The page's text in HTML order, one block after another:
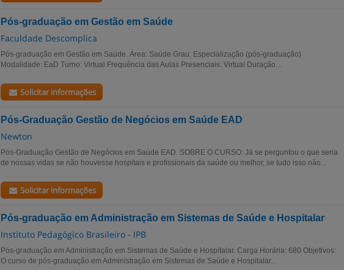
Pós-graduação em Gestão em Saúde
Faculdade Descomplica
Pós-graduação em Gestão em Saúde. Área: Saúde Grau: Especialização (pós-graduação)
Modalidade: EaD Turno: Virtual Frequência das Aulas Presenciais: Virtual Duração...
Solicitar informações
Pós-Graduação Gestão de Negócios em Saúde EAD
Newton
Pós-Graduação Gestão de Negócios em Saúde EAD. SOBRE O CURSO: Já se perguntou o que seria
de nossas vidas se não houvesse hospitais e profissionais da saúde ou melhor, se tudo isso não...
Solicitar informações
Pós-graduação em Administração em Sistemas de Saúde e Hospitalar
Instituto Pedagógico Brasileiro - IPB
Pós-graduação em Administração em Sistemas de Saúde e Hospitalar. Carga Horária: 680 Objetivos:
O curso de pós-graduação em Administração em Sistemas de Saúde e Hospitalar...